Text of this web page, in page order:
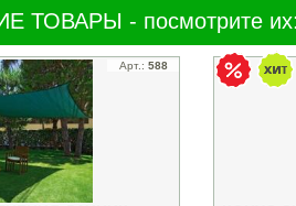
ТОВАРЫ - посмотрите их:
Арт.: 588